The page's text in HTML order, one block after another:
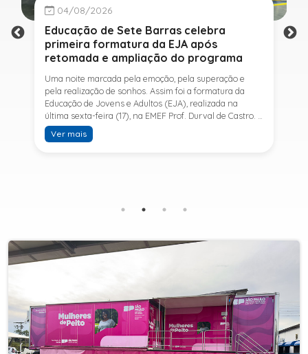
04/08/2026
Educação de Sete Barras celebra
primeira formatura da EJA após
retomada e ampliação do programa
Uma noite marcada pela emoção, pela superação e
pela realização de sonhos. Assim foi a formatura da
Educação de Jovens e Adultos (EJA), realizada na
última sexta-feira (17), na EMEF Prof. Durval de Castro. A
cerimônia celebrou a conclusão dos estudos de 53
alunos e entrou para a história ao marcar a primeira
SESI, ampliando o acesso à educação e oferecendo uma
retomar os estudos.A última turma da Educação de
Jovens e Adultos formada pelo município foi em 2016,
oferecida em Sete Barras e, a partir de agosto de 2025,
passou por uma importante ampliação. Em parceria
com o SESI, a Prefeitura passou a disponibilizar também
o Ensino Fundamental II (6º ao 9º ano) e o Ensino
Médio, ampliando significativamente as oportunidades
para que jovens e adultos concluam sua formação.A
Ver mais